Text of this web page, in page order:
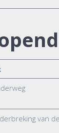
van